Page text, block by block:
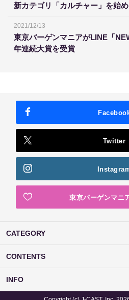
新カテゴリ「カルチャー」を始
2021/12/13
東京バーゲンマニアがLINE「
年連続大賞を受賞
Twitter
東京バーゲンマニ
CATEGORY
CONTENTS
INFO